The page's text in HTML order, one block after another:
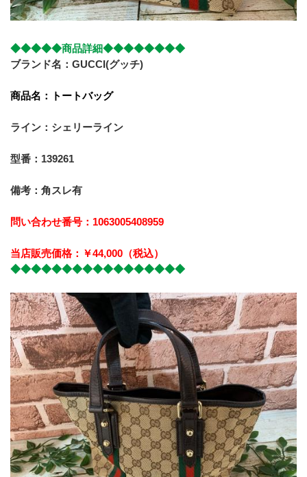
◆◆◆◆◆商品詳細◆◆◆◆◆◆◆◆
ブランド名：GUCCI(グッチ)
商品名：トートバッグ
ライン：シェリーライン
型番：139261
備考：角スレ有
問い合わせ番号：1063005408959
当店販売価格：￥44,000（税込）
◆◆◆◆◆◆◆◆◆◆◆◆◆◆◆◆◆